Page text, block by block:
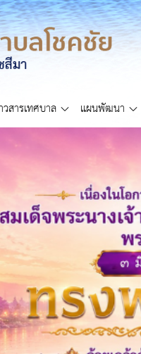
วสารเทศบาล แผนพัฒนา